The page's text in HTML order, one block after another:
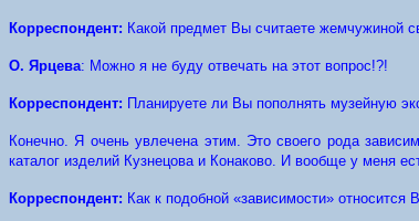
Корреспондент: Какой предмет Вы считаете жемчужиной
О. Ярцева: Можно я не буду отвечать на этот вопрос!?!
Корреспондент: Планируете ли Вы пополнять музейную
Конечно. Я очень увлечена этим. Это своего рода
каталог изделий Кузнецова и Конаково. И вообще у меня
Корреспондент: Как к подобной «зависимости» относится